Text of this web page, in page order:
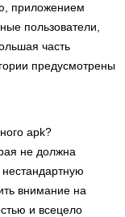
приложением
пользователи,
часть
предусмотрены
apk?
не должна
нестандартную
внимание на
и всецело